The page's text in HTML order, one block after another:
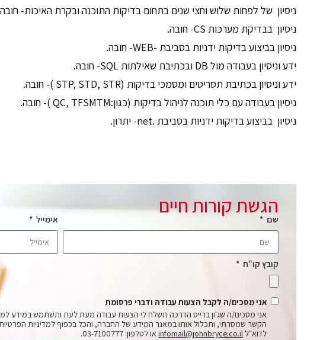
ניסיון של לפחות שלוש וחצי שנים בתחום בדיקות התוכנה ובקרת האיכות-
ניסיון בבדיקת מערכות CS- חובה.
ניסיון בביצוע בדיקות ידניות בסביבת -WEB- חובה.
ידע וניסיון בעבודה מול DB ובכתיבת שאילתות SQL- חובה.
ידע וניסיון בכתיבת תסריטים ומסמכי בדיקות (STP, STD, STR )- חובה.
ניסיון בעבודה עם כלי תוכנה לניהול בדיקות (כגון:QC, TFSMTM )- חובה.
ניסיון בביצוע בדיקות ידניות בסביבת .net- יתרון.
הגשת קורות חיים
שם אימייל
קובץ קו"ח
אני מסכים/ה לקבל הצעות עבודה ודברי פרסומת
אני מסכים/ה שג'ון ברייס הדרכה תשלח לי הצעות עבודה מעת לעת ותשתמש במידע
הקשר שמסרתי, ותכלול אותו במאגר המידע של החברה, והכל בכפוף למדיניות
לדוא"ל infomail@johnbryce.co.il או לטלפון: 03-7100777.